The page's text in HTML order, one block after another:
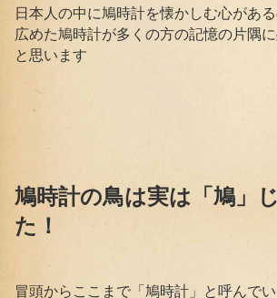
日本人の中に鳩時計を懐かしむ心があ
広めた鳩時計が多くの方の記憶の片隅
と思います
鳩時計の鳥は実は「鳩」
た！
冒頭からここまで「鳩時計」と呼んで